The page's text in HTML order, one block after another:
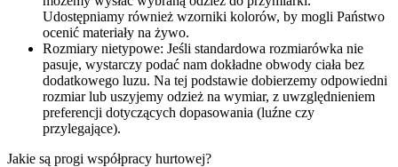
Udostępniamy również wzorniki kolorów, by mogli Państwo
ocenić materiały na żywo.
Rozmiary nietypowe: Jeśli standardowa rozmiarówka nie
pasuje, wystarczy podać nam dokładne obwody ciała bez
dodatkowego luzu. Na tej podstawie dobierzemy odpowiedni
rozmiar lub uszyjemy odzież na wymiar, z uwzględnieniem
preferencji dotyczących dopasowania (luźne czy
przylegające).
Jakie są progi współpracy hurtowej?